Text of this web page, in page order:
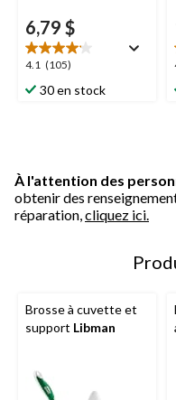
6,79 $
4.1 (105)
4.1
étoile(s)
sur
30 en stock
À l'attention des
obtenir des
réparation, cliquez ici.
Brosse à cuvette et
support Libman